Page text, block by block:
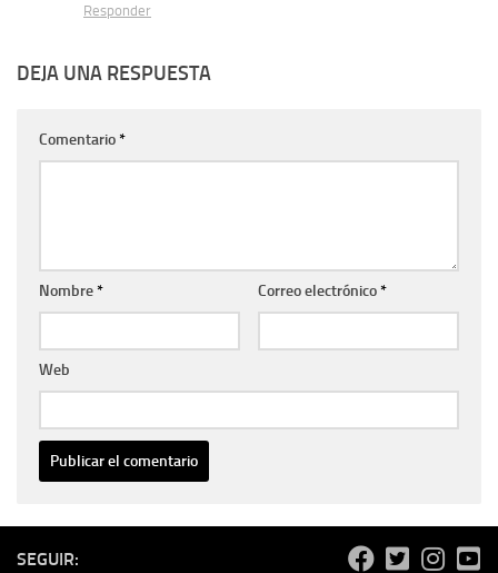
Responder
DEJA UNA RESPUESTA
Comentario*
Nombre* Correo electrónico*
Web
SEGUIR: